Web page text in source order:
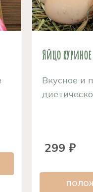
Яйцо
Вкусное и
299 ₽